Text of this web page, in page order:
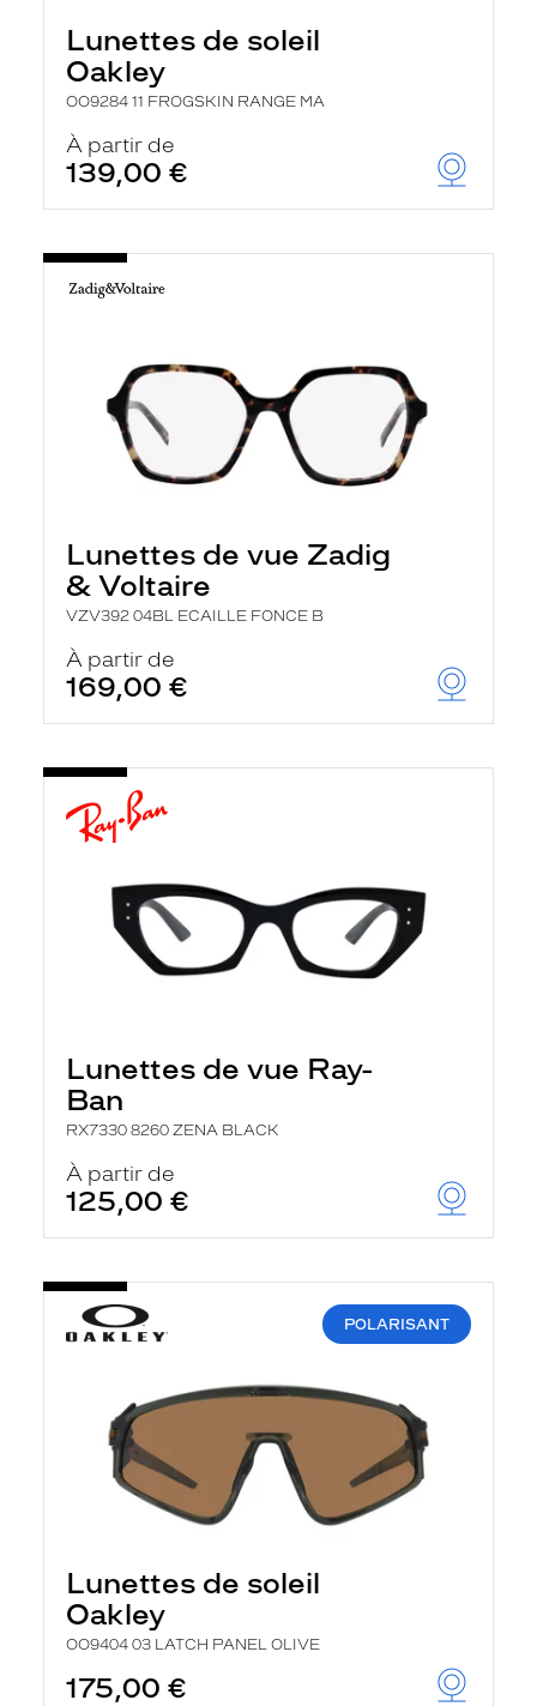
Lunettes de soleil
Oakley
OO9284 11 FROGSKIN RANGE MA
À partir de
139,00 €
Lunettes de vue Zadig
& Voltaire
VZV392 04BL ECAILLE FONCE B
À partir de
169,00 €
Lunettes de vue Ray-
Ban
RX7330 8260 ZENA BLACK
À partir de
125,00 €
POLARISANT
Lunettes de soleil
Oakley
OO9404 03 LATCH PANEL OLIVE
175,00 €